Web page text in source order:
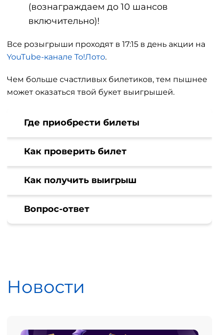
(вознаграждаем до 10 шансов
включительно)!
Все розыгрыши проходят в 17:15 в день акции на
YouTube-канале То!Лото.
Чем больше счастливых билетиков, тем пышнее
может оказаться твой букет выигрышей.
Где приобрести билеты
Как проверить билет
Как получить выигрыш
Вопрос-ответ
Новости